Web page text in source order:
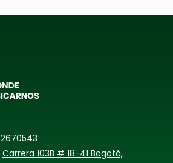
2670543
Carrera 103B # 18-41 Bogotá,